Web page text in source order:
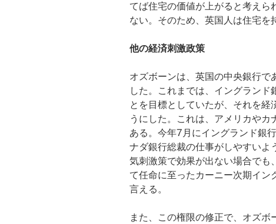
てば住宅の価値が上がると考え
ない。そのため、英国人は住宅を
他の経済刺激政策
オズボーンは、英国の中央銀行で
した。これまでは、イングラン
とを目標としていたが、それを経
うにした。これは、アメリカや
ある。今年7月にイングランド銀
ナダ銀行総裁の仕事がしやすいよ
気刺激策で効果が出ない場合でも
て任命に至ったカーニー次期イン
言える。
また、この権限の修正で、オズボ